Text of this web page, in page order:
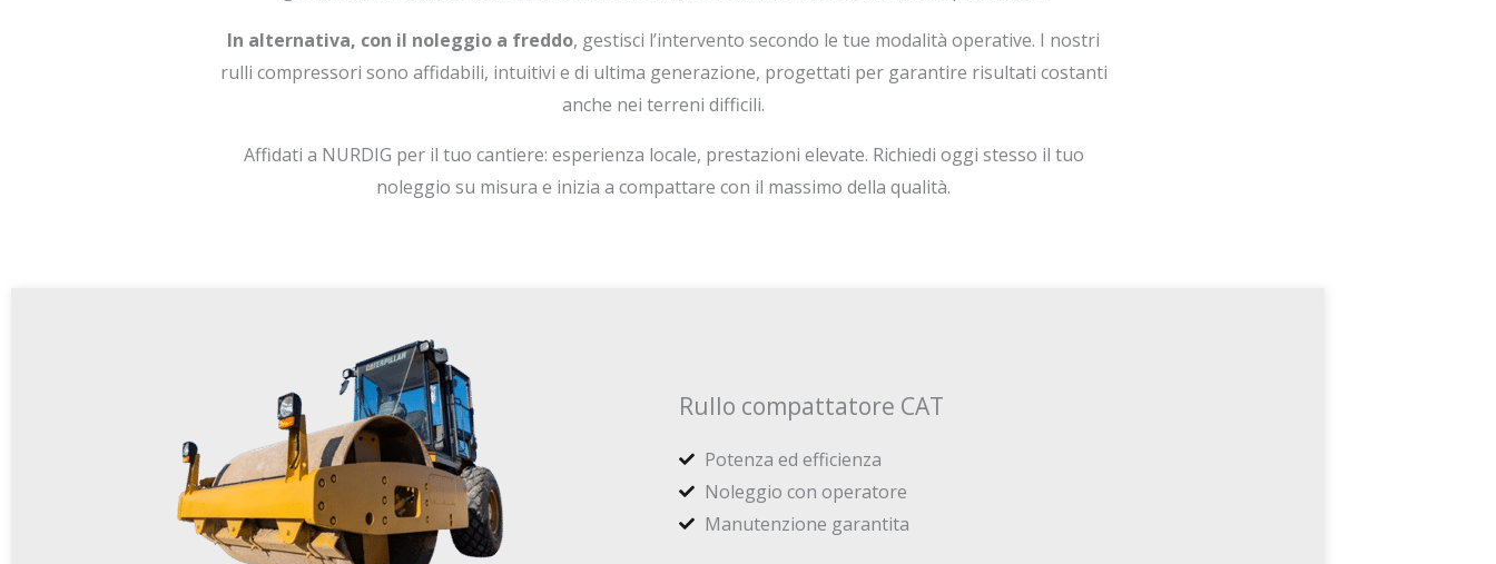
In alternativa, con il noleggio a freddo, gestisci l’intervento secondo le tue modalità operative. I nostri
rulli compressori sono affidabili, intuitivi e di ultima generazione, progettati per garantire risultati costanti
anche nei terreni difficili.
Affidati a NURDIG per il tuo cantiere: esperienza locale, prestazioni elevate. Richiedi oggi stesso il tuo
noleggio su misura e inizia a compattare con il massimo della qualità.
Rullo compattatore CAT
Potenza ed efficienza
Noleggio con operatore
Manutenzione garantita